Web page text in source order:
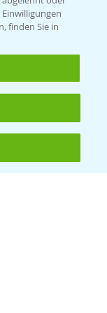
finden Sie in